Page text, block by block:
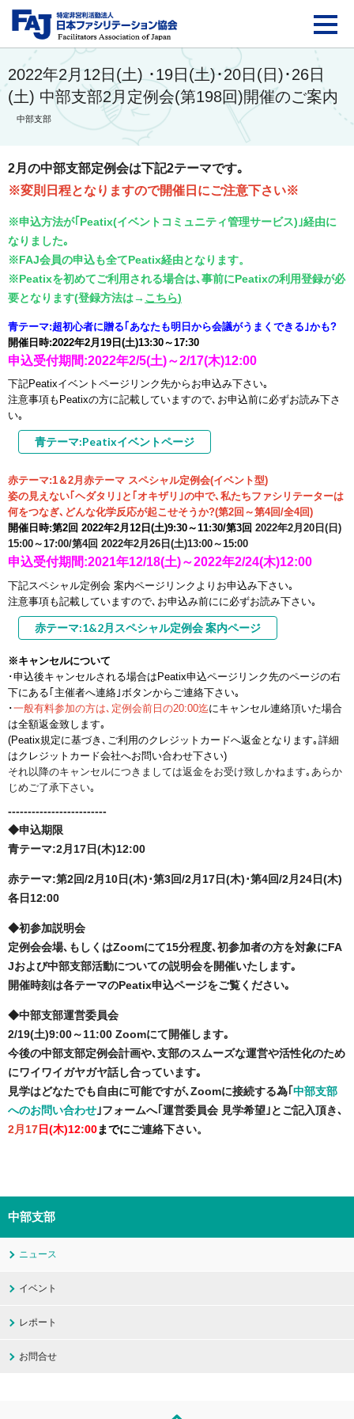
FAJ：特定非営利活動
2022年2月12日(土) ･19日(土)･20日(日)･26日
(土) 中部支部2月定例会(第198回)開催のご案内
中部支部
2月の中部支部定例会は下記2テーマです｡
※変則日程となりますので開催日にご注意下さい※
※申込方法が｢Peatix(イベントコミュニティ管理サービス)｣経由に
なりました｡
※FAJ会員の申込も全てPeatix経由となります。
※Peatixを初めてご利用される場合は､事前にPeatixの利用登録が必
要となります(登録方法は→ こちら)
青テーマ:超初心者に贈る｢あなたも明日から会議がうまくできる｣かも?
開催日時:2022年2月19日(土)13:30～17:30
申込受付期間:2022年2/5(土)～2/17(木)12:00
下記Peatixイベント ページリンク先から お申込み下さい｡
注意事項もPeatixの方に記載していますので､お申込前に必ずお読み下さ
い｡
青テーマ:Peatixイベントページ
赤テーマ:1＆2月赤テーマ スペシャル定例会(イベント型)
姿の見えない｢ヘダタリ｣と｢オキザリ｣の中で､私たちファシリテーターは
何をつなぎ､どんな化学反応が起こせそうか?(第2回～第4回/全4回)
開催日時:第2回 2022年2月12日(土)9:30～11:30/第3回 2022年2月20 日(日)
15:00～17:00/第4回 2022年2月26日(土)13:00～15:00
申込受付期間:2021年12/18(土)～2022年2/24(木)12:00
下記スペシャル定例会 案内ページリンクよりお申込み下さい｡
注意事項も記載していますので､お申込み前にに必ずお読み下さい｡
赤テーマ:1&2月スペシャル定例会 案内ページ
※キャンセルについて
･申込後キャンセルされる場合はPeatix申込ページリンク先のページの右
下にある｢主催者へ連絡｣ボタンからご連絡下さい｡
･一般有料参加の方は､定例会前日の20:00迄にキャンセル連絡頂いた場合
は全額返金致します｡
(Peatix規定に基づき､ご利用のクレジットカードへ返金となります｡詳細
はクレジットカード会社へお問い合わせ下さい)
それ以降のキャンセルにつきましては返金をお受け致しかねます｡あらか
じめご了承下さい｡
-------------------------
◆申込期限
青テーマ:2月17日(木)12:00
赤テーマ:第2回/2月10日(木)･第3回/2月17日(木)･第4回/2月24日(木)
各日12:00
◆初参加説明会
定例会会場､もしくはZoomにて15分程度､初参加者の方を対象にFA
Jおよび中部支部活動についての説明会を開催いたします｡
開催時刻は各テーマのPeatix申込ページをご覧ください｡
◆中部支部運営委員会
2/19(土)9:00～11:00 Zoomにて開催します｡
今後の中部支部定例会計画や､支部のスムーズな運営や活性化のため
にワイワイガヤガヤ話し合っています｡
見学はどなたでも自由に可能ですが､Zoomに接続する為｢ 中部支部
へのお問い合わせ ｣フォームへ｢運営委員会 見学希望｣とご記入頂き､
2 月17 日(木)12:00 までにご連絡下さい。
中部支部
ニュース
イベント
レポート
お問合せ